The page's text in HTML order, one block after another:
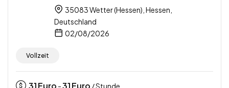
35083 Wetter (Hessen), Hessen,
Deutschland
02/08/2026
Vollzeit
- / Stunde